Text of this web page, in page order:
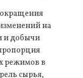
на
и добычи
режимов в
сырья,